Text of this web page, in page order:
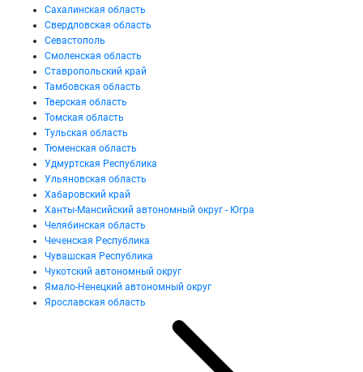
Сахалинская область
Свердловская область
Севастополь
Смоленская область
Ставропольский край
Тамбовская область
Тверская область
Томская область
Тульская область
Тюменская область
Удмуртская Республика
Ульяновская область
Хабаровский край
Ханты-Мансийский автономный округ - Югра
Челябинская область
Чеченская Республика
Чувашская Республика
Чукотский автономный округ
Ямало-Ненецкий автономный округ
Ярославская область